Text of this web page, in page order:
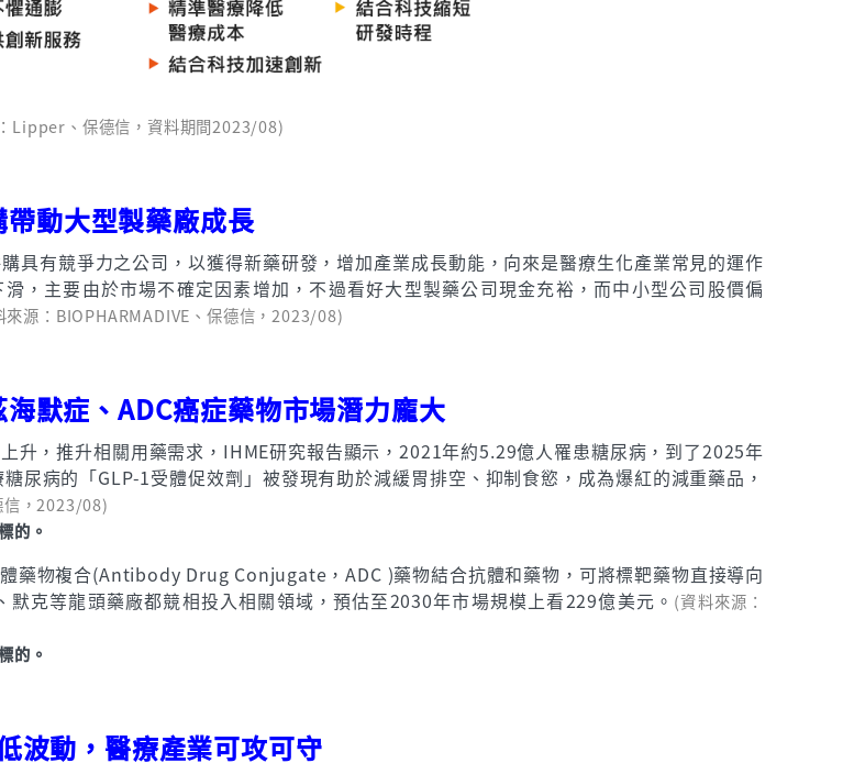
Lipper、保德信，資料期間2023/08)
帶動大型製藥廠成長
具有競爭力之公司，以獲得新藥研發，增加產業成長動能，向來是醫療生化產業常見的運作
，主要由於市場不確定因素增加，不過看好大型製藥公司現金充裕，而中小型公司股價偏
來源：BIOPHARMADIVE、保德信，2023/08)
默症、ADC癌症藥物市場潛力龐大
升，推升相關用藥需求，IHME研究報告顯示，2021年約5.29億人罹患糖尿病，到了2025年
尿病的「GLP-1受體促效劑」被發現有助於減緩胃排空、抑制食慾，成為爆紅的減重藥品，
，2023/08)
的。
藥物複合(Antibody Drug Conjugate，ADC )藥物結合抗體和藥物，可將標靶藥物直接導向
克等龍頭藥廠都競相投入相關領域，預估至2030年市場規模上看229億美元。 (資料來源：
的。
波動，醫療產業可攻可守